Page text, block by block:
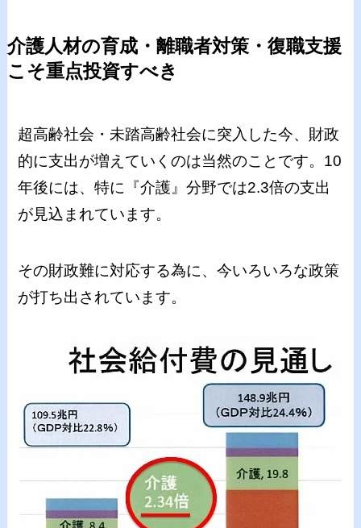
介護人材の育成・離職者対策・復職支援
こそ重点投資すべき
超高齢社会・未踏高齢社会に突入した今、財政
的に支出が増えていくのは当然のことです。10
年後には、特に『介護』分野では2.3倍の支出
が見込まれています。
その財政難に対応する為に、今いろいろな政策
が打ち出されています。